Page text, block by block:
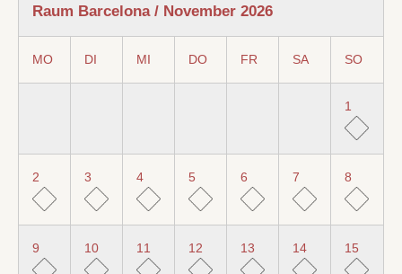
Raum Barcelona / November 2026
MO DI MI DO FR SA SO
1
2 3 4 5 6 7 8
9 10 11 12 13 14 15